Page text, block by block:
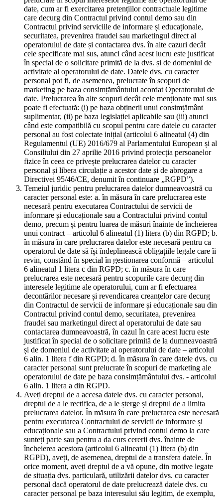
date, cum ar fi exercitarea pretențiilor contractuale legitime
care decurg din Contractul privind contul demo sau din
Contractul privind serviciile de informare și educaționale,
securitatea, prevenirea fraudei sau marketingul direct al
operatorului de date și contactarea dvs. în alte cazuri decât
cele specificate mai sus, atunci când acest lucru este justificat
în special de o solicitare primită de la dvs. și de domeniul de
activitate al operatorului de date. Datele dvs. cu caracter
personal pot fi, de asemenea, prelucrate în scopuri de
marketing pe baza consimțământului acordat Operatorului de
date. Prelucrarea în alte scopuri decât cele menționate mai sus
poate fi efectuată: (i) pe baza obținerii unui consimțământ
suplimentar, (ii) pe baza legislației aplicabile sau (iii) atunci
când este compatibilă cu scopul pentru care datele cu caracter
personal au fost colectate inițial (articolul 6 alineatul (4) din
Regulamentul (UE) 2016/679 al Parlamentului European și al
Consiliului din 27 aprilie 2016 privind protecția persoanelor
fizice în ceea ce privește prelucrarea datelor cu caracter
personal și libera circulație a acestor date și de abrogare a
Directivei 95/46/CE, denumit în continuare „RGPD”).
Temeiul juridic pentru prelucrarea datelor dumneavoastră cu
caracter personal este: a. în măsura în care prelucrarea este
necesară pentru executarea Contractului de servicii de
informare și educaționale sau a Contractului privind contul
demo, precum și pentru luarea de măsuri înainte de încheierea
unui contract – articolul 6 alineatul (1) litera (b) din RGPD; b.
în măsura în care prelucrarea datelor este necesară pentru ca
operatorul de date să își îndeplinească obligațiile legale care îi
revin, constând în special în gestionarea conformă – articolul
6 alineatul 1 litera c din RGPD; c. în măsura în care
prelucrarea este necesară pentru scopurile care decurg din
interesele legitime ale operatorului, cum ar fi efectuarea
decontărilor necesare și revendicarea creanțelor care decurg
din Contractul de servicii de informare și educaționale sau din
Contractul privind contul demo, securitatea, prevenirea
fraudei sau marketingul direct al operatorului de date sau
contactarea dumneavoastră, în cazul în care acest lucru este
justificat în special de o solicitare primită de la dumneavoastră
și de domeniul de activitate al operatorului de date – articolul
6 alin. 1 litera f din RGPD; d. în măsura în care datele dvs. cu
caracter personal sunt prelucrate în scopuri de marketing ale
operatorului de date pe baza consimțământului dvs. - articolul
6 alin. 1 litera a din RGPD.
Aveți dreptul de a accesa datele dvs. cu caracter personal,
dreptul de a le rectifica, de a le șterge și dreptul de a limita
prelucrarea datelor. În măsura în care prelucrarea este necesară
pentru executarea Contractului de servicii de informare și
educaționale sau a Contractului privind contul demo la care
sunteți parte sau pentru a da curs cererii dvs. înainte de
încheierea acestora (articolul 6 alineatul (1) litera (b) din
RGPD), aveți, de asemenea, dreptul de a transfera datele. În
orice moment, aveți dreptul de a vă opune, din motive legate
de situația dvs. particulară, utilizării datelor dvs. cu caracter
personal dacă operatorul de date prelucrează datele dvs. cu
caracter personal pe baza interesului său legitim, de exemplu,